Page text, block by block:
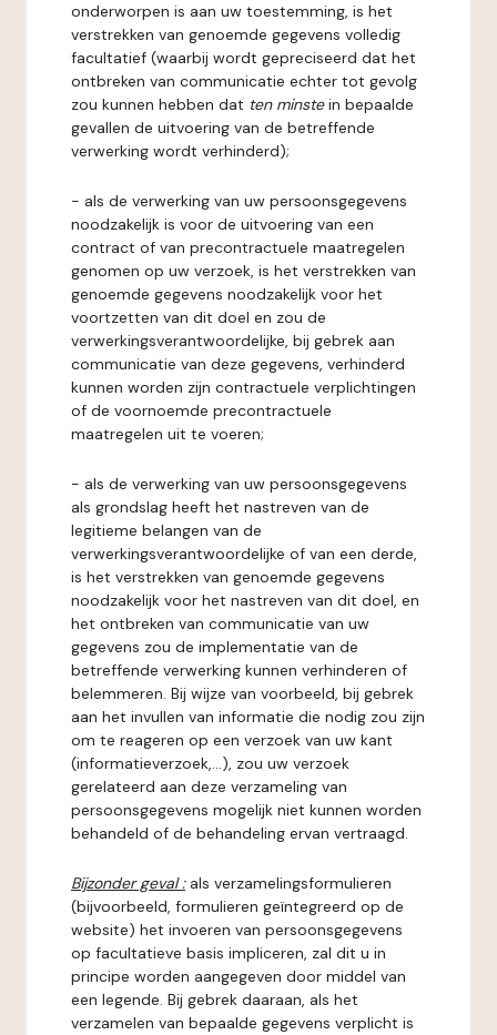
onderworpen is aan uw toestemming, is het
verstrekken van genoemde gegevens volledig
facultatief (waarbij wordt gepreciseerd dat het
ontbreken van communicatie echter tot gevolg
zou kunnen hebben dat ten minstein bepaalde
gevallen de uitvoering van de betreffende
verwerking wordt verhinderd);
- als de verwerking van uw persoonsgegevens
noodzakelijk is voor de uitvoering van een
contract of van precontractuele maatregelen
genomen op uw verzoek, is het verstrekken van
genoemde gegevens noodzakelijk voor het
voortzetten van dit doel en zou de
verwerkingsverantwoordelijke, bij gebrek aan
communicatie van deze gegevens, verhinderd
kunnen worden zijn contractuele verplichtingen
of de voornoemde precontractuele
maatregelen uit te voeren;
- als de verwerking van uw persoonsgegevens
als grondslag heeft het nastreven van de
legitieme belangen van de
verwerkingsverantwoordelijke of van een derde,
is het verstrekken van genoemde gegevens
noodzakelijk voor het nastreven van dit doel, en
het ontbreken van communicatie van uw
gegevens zou de implementatie van de
betreffende verwerking kunnen verhinderen of
belemmeren. Bij wijze van voorbeeld, bij gebrek
aan het invullen van informatie die nodig zou zijn
om te reageren op een verzoek van uw kant
(informatieverzoek,...), zou uw verzoek
gerelateerd aan deze verzameling van
persoonsgegevens mogelijk niet kunnen worden
behandeld of de behandeling ervan vertraagd.
Bijzonder geval : als verzamelingsformulieren
(bijvoorbeeld, formulieren geïntegreerd op de
website) het invoeren van persoonsgegevens
op facultatieve basis impliceren, zal dit u in
principe worden aangegeven door middel van
een legende. Bij gebrek daaraan, als het
verzamelen van bepaalde gegevens verplicht is